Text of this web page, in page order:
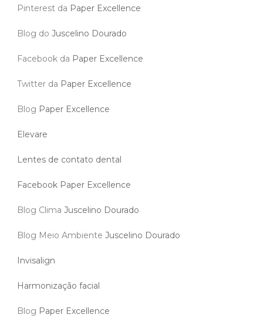
Pinterest da Paper Excellence
Blog do Juscelino Dourado
Facebook da Paper Excellence
Twitter da Paper Excellence
Blog Paper Excellence
Elevare
Lentes de contato dental
Facebook Paper Excellence
Blog Clima Juscelino Dourado
Blog Meio Ambiente Juscelino Dourado
Invisalign
Harmonização facial
Blog Paper Excellence